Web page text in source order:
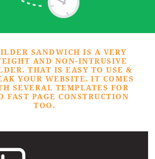
SANDWICH IS A VERY
AND NON-INTRUSIVE
THAT IS EASY TO USE &
YOUR WEBSITE. IT COMES
SEVERAL TEMPLATES FOR
FAST PAGE CONSTRUCTION
TOO.